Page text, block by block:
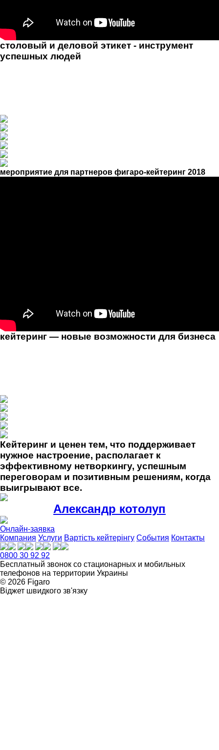
столовый и деловой этикет - инструмент
успешных людей
мероприятие для партнеров фигаро-кейтеринг 2018
кейтеринг — новые возможности для бизнеса
Кейтеринг и ценен тем, что поддерживает
нужное настроение, располагает к
эффективному нетворкингу, успешным
переговорам и позитивным решениям, когда
выигрывают все.
Александр котолуп
Онлайн-заявка
Компания Услуги Вартість кейтерінгу События Контакты
0800 30 92 92
Бесплатный звонок со стационарных и мобильных
телефонов на территории Украины
© 2026 Figarо
Віджет швидкого зв'язку